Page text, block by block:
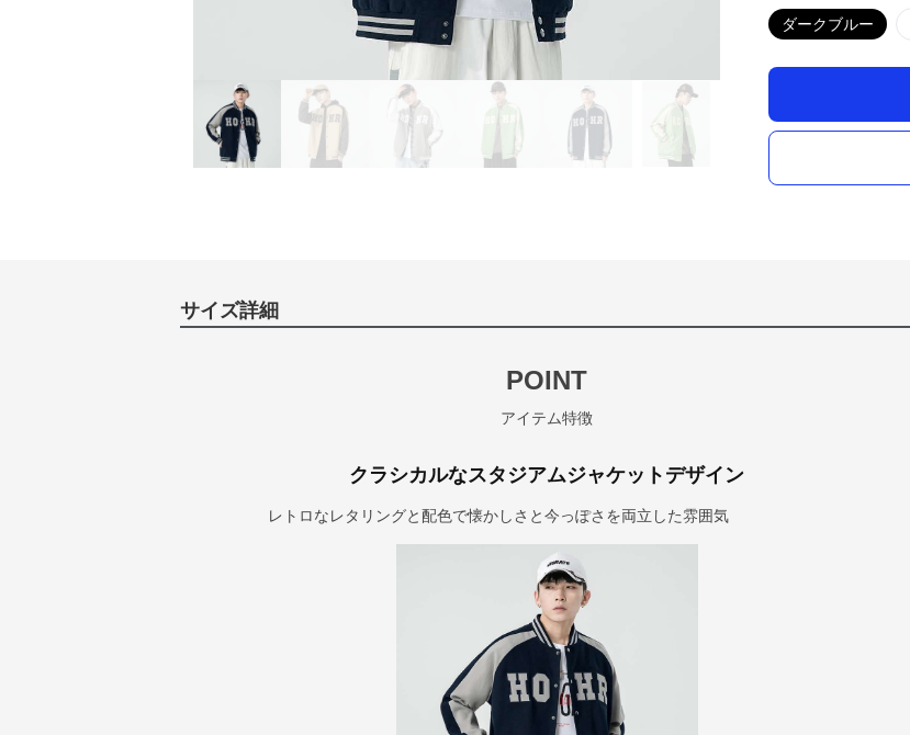
ダークブルー
サイズ詳細
POINT
アイテム特徴
クラシカルなスタジアムジャケットデザイン
レトロなレタリングと配色で懐かしさと今っぽさを両立した雰囲気